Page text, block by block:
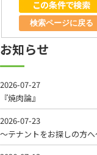
検索ページに戻る
お知らせ